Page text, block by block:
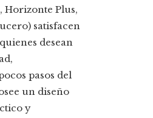
Horizonte Plus,
satisfacen
desean
pasos del
un diseño
y